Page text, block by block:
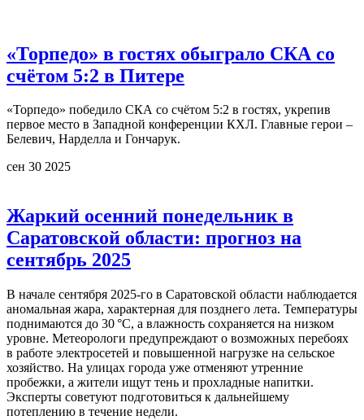
«Торпедо» в гостях обыграло СКА со
счётом 5:2 в Питере
«Торпедо» победило СКА со счётом 5:2 в гостях, укрепив
первое место в Западной конференции КХЛ. Главные герои –
Белевич, Нарделла и Гончарук.
сен 30 2025
Жаркий осенний понедельник в
Саратовской области: прогноз на
сентябрь 2025
В начале сентября 2025‑го в Саратовской области наблюдается
аномальная жара, характерная для позднего лета. Температуры
поднимаются до 30 °C, а влажность сохраняется на низком
уровне. Метеорологи предупреждают о возможных перебоях
в работе электросетей и повышенной нагрузке на сельское
хозяйство. На улицах города уже отменяют утренние
пробежки, а жители ищут тень и прохладные напитки.
Эксперты советуют подготовиться к дальнейшему
потеплению в течение недели.